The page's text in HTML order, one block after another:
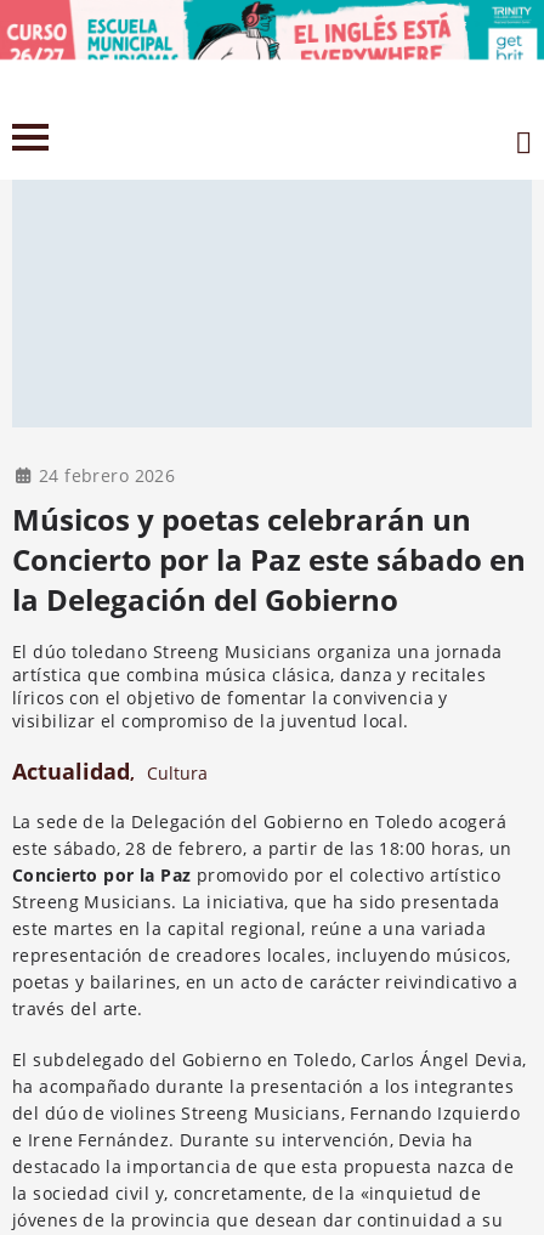
24 febrero 2026
Músicos y poetas celebrarán un
Concierto por la Paz este sábado en
la Delegación del Gobierno
El dúo toledano Streeng Musicians organiza una jornada
artística que combina música clásica, danza y recitales
líricos con el objetivo de fomentar la convivencia y
visibilizar el compromiso de la juventud local.
Actualidad, Cultura
La sede de la Delegación del Gobierno en Toledo acogerá
este sábado, 28 de febrero, a partir de las 18:00 horas, un
Concierto por la Paz promovido por el colectivo artístico
Streeng Musicians. La iniciativa, que ha sido presentada
este martes en la capital regional, reúne a una variada
representación de creadores locales, incluyendo músicos,
poetas y bailarines, en un acto de carácter reivindicativo a
través del arte.
El subdelegado del Gobierno en Toledo, Carlos Ángel Devia,
ha acompañado durante la presentación a los integrantes
del dúo de violines Streeng Musicians, Fernando Izquierdo
e Irene Fernández. Durante su intervención, Devia ha
destacado la importancia de que esta propuesta nazca de
la sociedad civil y, concretamente, de la «inquietud de
jóvenes de la provincia que desean dar continuidad a su